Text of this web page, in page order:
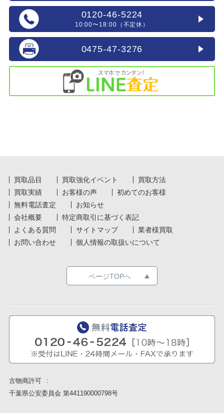
0120-46-5224
10:00〜18:00（不定休）
0475-47-3276
買取品目 買取強化イベント
買取方法
買取実績
お客様の声
初めてのお客様
無料電話査定
お知らせ
会社概要
特定商取引に基づく表記
よくある質問
サイトマップ
業者様買取
お問い合わせ
個人情報の取扱いについて
ページTOPへ
古物商許可
千葉県公安委員会 第441190000798号